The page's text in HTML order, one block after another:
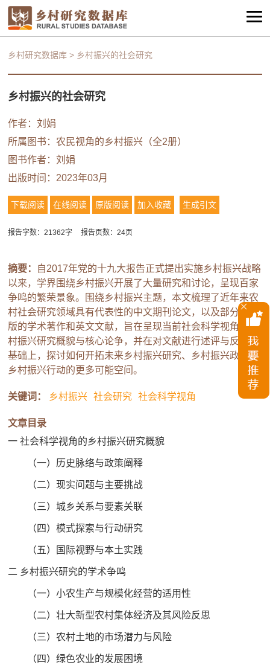
乡村研究数据库 > 乡村振兴的社会研究
乡村振兴的社会研究
作者：刘娟
所属图书：农民视角的乡村振兴（全2册）
图书作者：刘娟
出版时间：2023年03月
下载阅读 在线阅读 原版阅读 加入收藏 生成引文
报告字数：21362字 报告页数：24页
摘要： 自2017年党的十九大报告正式提出实施乡村振兴战略
以来，学界围绕乡村振兴开展了大量研究和讨论，呈现百家
争鸣的繁荣景象。围绕乡村振兴主题，本文梳理了近年来农
村社会研究领域具有代表性的中文期刊论文，以及部分已出
版的学术著作和英文文献，旨在呈现当前社会科学视角的乡
村振兴研究概貌与核心论争，并在对文献进行述评与反思的
基础上，探讨如何开拓未来乡村振兴研究、乡村振兴政策和
乡村振兴行动的更多可能空间。
关键词： 乡村振兴 社会研究 社会科学视角
文章目录
一 社会科学视角的乡村振兴研究概貌
（一）历史脉络与政策阐释
（二）现实问题与主要挑战
（三）城乡关系与要素关联
（四）模式探索与行动研究
（五）国际视野与本土实践
二 乡村振兴研究的学术争鸣
（一）小农生产与规模化经营的适用性
（二）壮大新型农村集体经济及其风险反思
（三）农村土地的市场潜力与风险
（四）绿色农业的发展困境